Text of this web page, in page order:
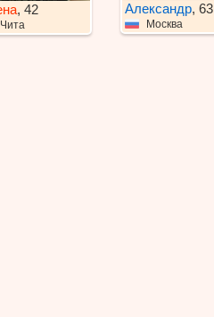
, 42
Чита
Александр, 63
Москва